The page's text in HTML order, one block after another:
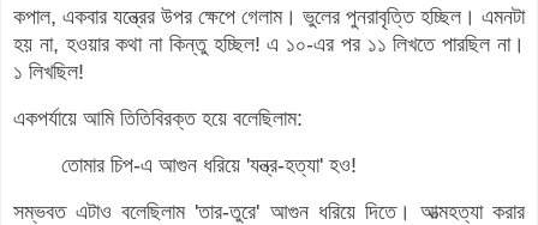
কপাল, একবার যন্ত্রের উপর ক্ষেপে গেলাম। ভুলের পুনরাবৃত্তি হচ্ছিল। এমনটা
হয় না, হওয়ার কথা না কিন্তু হচ্ছিল! এ ১০-এর পর ১১ লিখতে পারছিল না।
১ লিখছিল!
একপর্যায়ে আমি তিতিবিরক্ত হয়ে বলেছিলাম:
তোমার চিপ-এ আগুন ধরিয়ে 'যন্ত্র-হত্যা' হও!
সম্ভবত এটাও বলেছিলাম 'তার-তুরে' আগুন ধরিয়ে দিতে। আত্মহত্যা করার